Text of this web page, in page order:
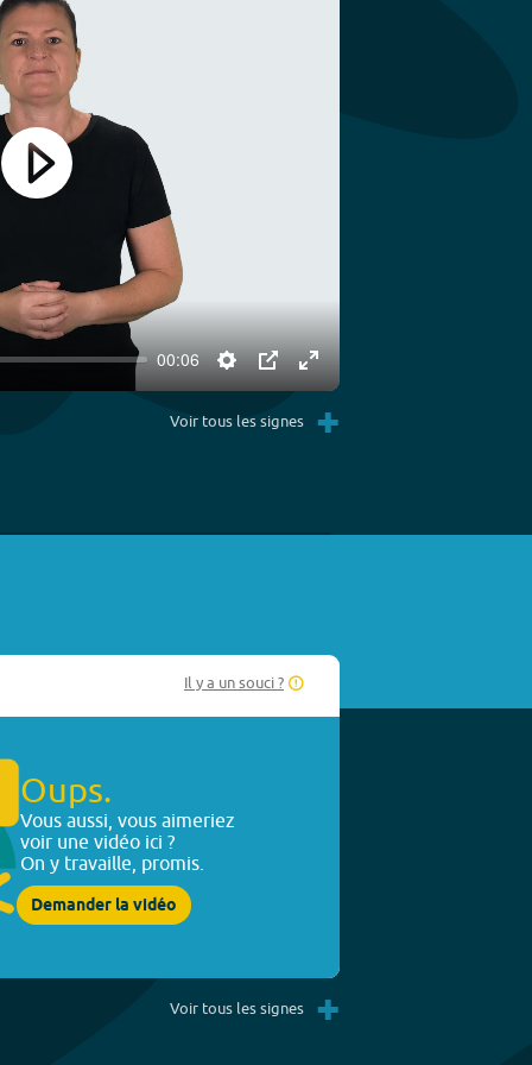
00:06
Settings
PIP Enter
fullscreen
Play
Voir tous les signes +
Il y a un souci ?
Oups.
Vous aussi, vous aimeriez
voir une vidéo ici ?
On y travaille, promis.
Demander la vidéo
Voir tous les signes +